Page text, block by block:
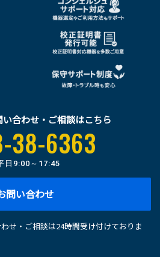
合わせ・ご相談はこちら
38-6363
日 9:00～17:45
問い合わせ
せ・ご相談は24時間受け付けておりま